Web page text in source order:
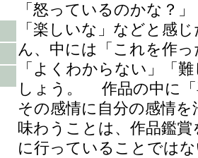
「怒っているのかな？
「楽しいな」などと感
ん、中には「これを作
「よくわからない」「
しょう。 作品の中に「
その感情に自分の感情
味わうことは、作品鑑
に行っていることでは